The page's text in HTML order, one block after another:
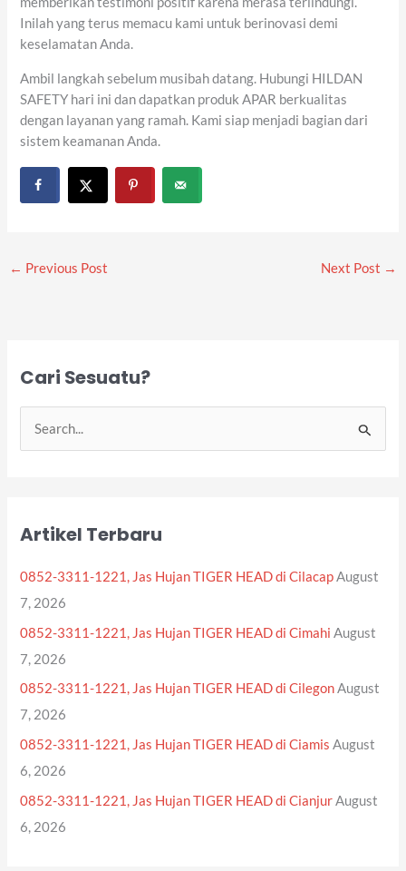
Inilah yang terus memacu kami untuk berinovasi demi
keselamatan Anda.
Ambil langkah sebelum musibah datang. Hubungi HILDAN
SAFETY hari ini dan dapatkan produk APAR berkualitas
dengan layanan yang ramah. Kami siap menjadi bagian dari
sistem keamanan Anda.
← Previous Post Next Post →
Cari Sesuatu?
c
Artikel Terbaru
0852-3311-1221, Jas Hujan TIGER HEAD di Cilacap August
7, 2026
0852-3311-1221, Jas Hujan TIGER HEAD di Cimahi August
7, 2026
0852-3311-1221, Jas Hujan TIGER HEAD di Cilegon August
7, 2026
0852-3311-1221, Jas Hujan TIGER HEAD di Ciamis August
6, 2026
0852-3311-1221, Jas Hujan TIGER HEAD di Cianjur August
6, 2026